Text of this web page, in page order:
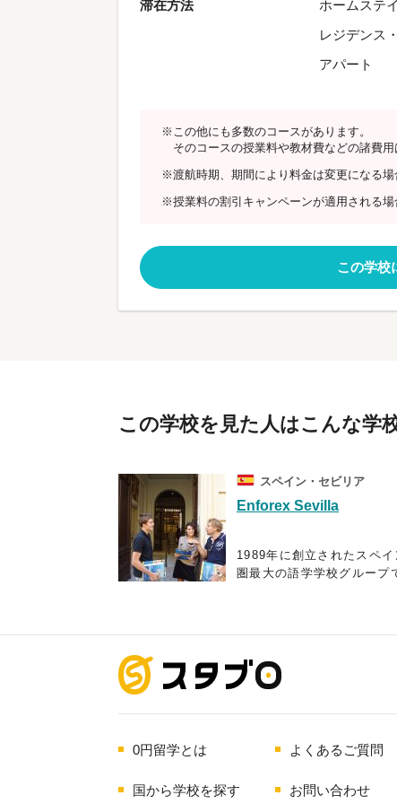
滞在方法
ホームステイ
レジデンス
アパート
※この他にも多数のコースがあります。
そのコースの授業料や教材費などの諸費用
※渡航時期、期間により料金は変更になる場
※授業料の割引キャンペーンが適用される場
この学校
この学校を見た人はこんな学
スペイン・セビリア
Enforex Sevilla
1989年に創立されたスペイ
圏最大の語学学校グループ
れています。
ーションを図り、スペイン
らえることをゴールとして
ラムでは、スパ隠語習得に
0円留学とは
国から学校を探す
よくあるご質問
お問い合わせ